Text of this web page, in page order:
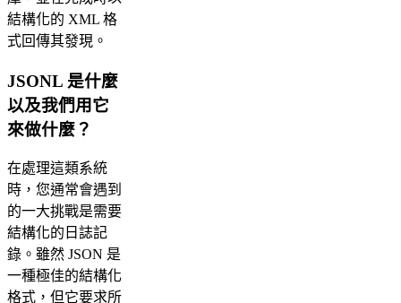
結構化的 XML 格
式回傳其發現。
JSONL 是什麼
以及我們用它
來做什麼？
在處理這類系統
時，您通常會遇到
的一大挑戰是需要
結構化的日誌記
錄。雖然 JSON 是
一種極佳的結構化
格式，但它要求所